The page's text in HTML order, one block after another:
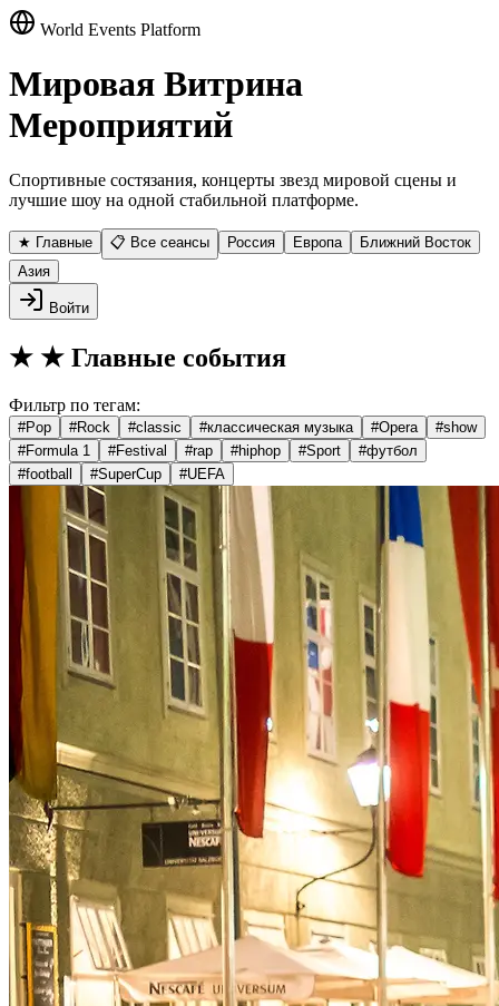
World Events Platform
Мировая Витрина
Мероприятий
Спортивные состязания, концерты звезд мировой сцены и
лучшие шоу на одной стабильной платформе.
★ Главные 📋 Все сеансы Россия Европа
Ближний Восток
Азия
Войти
★ ★ Главные события
Фильтр по тегам:
#Pop #Rock #classic #классическая музыка #Opera #show
#Formula 1 #Festival #rap #hiphop #Sport #футбол
#football #SuperCup #UEFA